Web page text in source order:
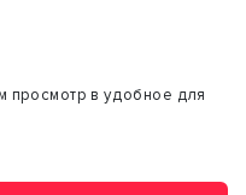
просмотр в удобное для